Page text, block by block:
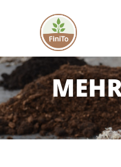
springen